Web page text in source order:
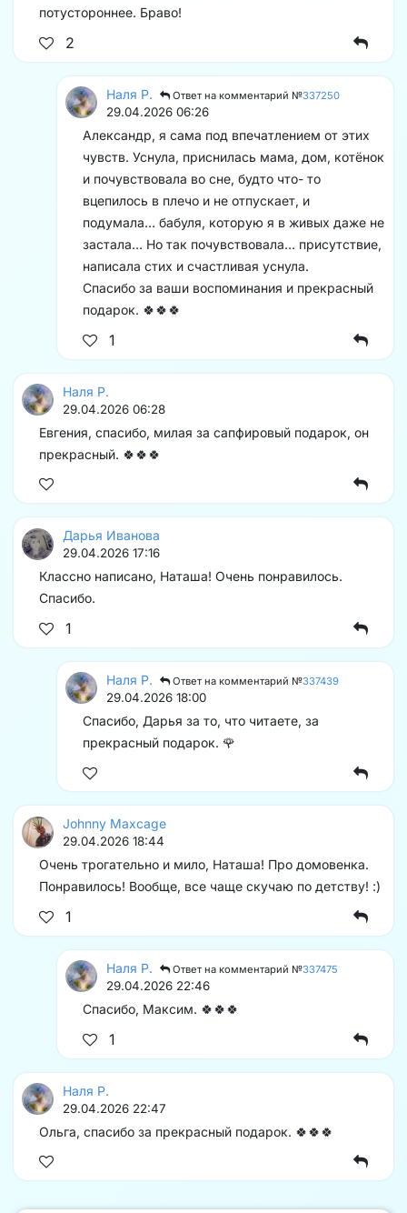
потустороннее. Браво!
2
Наля Р. Ответ на комментарий №337250
29.04.2026 06:26
Александр, я сама под впечатлением от этих
чувств. Уснула, приснилась мама, дом, котёнок
и почувствовала во сне, будто что- то
вцепилось в плечо и не отпускает, и
подумала… бабуля, которую я в живых даже не
застала… Но так почувствовала… присутствие,
написала стих и счастливая уснула.
Спасибо за ваши воспоминания и прекрасный
подарок. 🍀🍀🍀
1
Наля Р.
29.04.2026 06:28
Евгения, спасибо, милая за сапфировый подарок, он
прекрасный. 🍀🍀🍀
Дарья Иванова
29.04.2026 17:16
Классно написано, Наташа! Очень понравилось.
Спасибо.
1
Наля Р. Ответ на комментарий №337439
29.04.2026 18:00
Спасибо, Дарья за то, что читаете, за
прекрасный подарок. 🌹
Johnny Maxcage
29.04.2026 18:44
Очень трогательно и мило, Наташа! Про домовенка.
Понравилось! Вообще, все чаще скучаю по детству! :)
1
Наля Р. Ответ на комментарий №337475
29.04.2026 22:46
Спасибо, Максим. 🍀🍀🍀
1
Наля Р.
29.04.2026 22:47
Ольга, спасибо за прекрасный подарок. 🍀🍀🍀